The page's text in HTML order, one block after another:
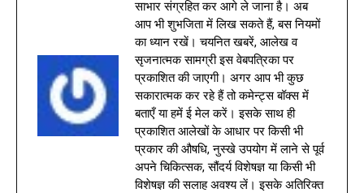
साभार संग्रहित कर आगे ले जाना है। अब
आप भी शुभजिता में लिख सकते हैं, बस नियमों
का ध्यान रखें। चयनित खबरें, आलेख व
सृजनात्मक सामग्री इस वेबपत्रिका पर
प्रकाशित की जाएगी। अगर आप भी कुछ
सकारात्मक कर रहे हैं तो कमेन्ट्स बॉक्स में
बताएँ या हमें ई मेल करें। इसके साथ ही
प्रकाशित आलेखों के आधार पर किसी भी
प्रकार की औषधि, नुस्खे उपयोग में लाने से पूर्व
अपने चिकित्सक, सौंदर्य विशेषज्ञ या किसी भी
विशेषज्ञ की सलाह अवश्य लें। इसके अतिरिक्त